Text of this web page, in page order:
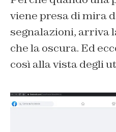
viene presa di mira
segnalazioni, arriva
che la oscura. Ed
così alla vista degli